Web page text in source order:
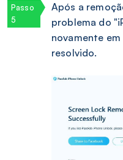
Após a
problema do
novamente
resolvido.